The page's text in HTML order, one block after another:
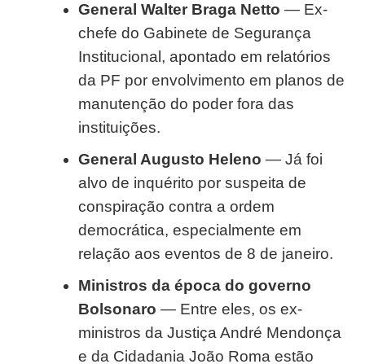
General Walter Braga Netto — Ex-
chefe do Gabinete de Segurança
Institucional, apontado em relatórios
da PF por envolvimento em planos de
manutenção do poder fora das
instituições.
General Augusto Heleno — Já foi
alvo de inquérito por suspeita de
conspiração contra a ordem
democrática, especialmente em
relação aos eventos de 8 de janeiro.
Ministros da época do governo
Bolsonaro — Entre eles, os ex-
ministros da Justiça André Mendonça
e da Cidadania João Roma estão